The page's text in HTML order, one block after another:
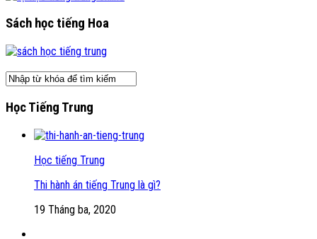
Sách học tiếng Hoa
Học Tiếng Trung
Học tiếng Trung
Thi hành án tiếng Trung là gì?
19 Tháng ba, 2020